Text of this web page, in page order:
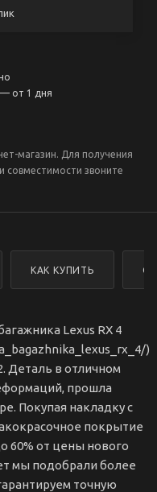
— от 1 дня
магазин. Для получения
совместимости звоните
КАК КУПИТЬ
Lexus RX 4
)
Деталь в отличном
прошла
Покупая накладку с
покрытие
60% от цены нового
мы подобрали более
точную